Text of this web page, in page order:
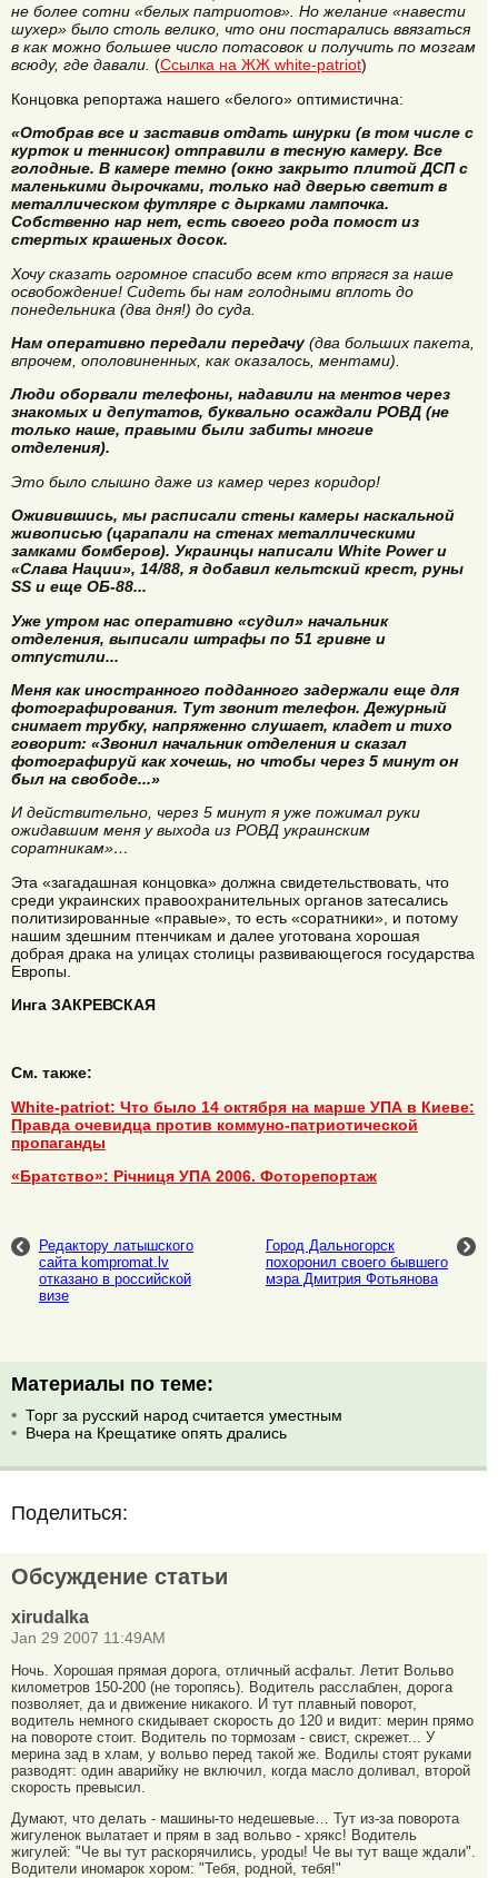
не более сотни «белых патриотов». Но желание «навести
шухер» было столь велико, что они постарались ввязаться
в как можно большее число потасовок и получить по мозгам
всюду, где давали. (Ссылка на ЖЖ white-patriot)
Концовка репортажа нашего «белого» оптимистична:
«Отобрав все и заставив отдать шнурки (в том числе с
курток и теннисок) отправили в тесную камеру. Все
голодные. В камере темно (окно закрыто плитой ДСП с
маленькими дырочками, только над дверью светит в
металлическом футляре с дырками лампочка.
Собственно нар нет, есть своего рода помост из
стертых крашеных досок.
Хочу сказать огромное спасибо всем кто впрягся за наше
освобождение! Сидеть бы нам голодными вплоть до
понедельника (два дня!) до суда.
Нам оперативно передали передачу(два больших пакета,
впрочем, ополовиненных, как оказалось, ментами).
Люди оборвали телефоны, надавили на ментов через
знакомых и депутатов, буквально осаждали РОВД (не
только наше, правыми были забиты многие
отделения).
Это было слышно даже из камер через коридор!
Оживившись, мы расписали стены камеры наскальной
живописью (царапали на стенах металлическими
замками бомберов). Украинцы написали White Power и
«Слава Нации», 14/88, я добавил кельтский крест, руны
SS и еще ОБ-88...
Уже утром нас оперативно «судил» начальник
отделения, выписали штрафы по 51 гривне и
отпустили...
Меня как иностранного подданного задержали еще для
фотографирования. Тут звонит телефон. Дежурный
снимает трубку, напряженно слушает, кладет и тихо
говорит: «Звонил начальник отделения и сказал
фотографируй как хочешь, но чтобы через 5 минут он
был на свободе...»
И действительно, через 5 минут я уже пожимал руки
ожидавшим меня у выхода из РОВД украинским
соратникам»…
Эта «загадашная концовка» должна свидетельствовать, что
среди украинских правоохранительных органов затесались
политизированные «правые», то есть «соратники», и потому
нашим здешним птенчикам и далее уготована хорошая
добрая драка на улицах столицы развивающегося государства
Европы.
Инга ЗАКРЕВСКАЯ
См. также:
White-patriot: Что было 14 октября на марше УПА в Киеве:
Правда очевидца против коммуно-патриотической
пропаганды
«Братство»: Річниця УПА 2006. Фоторепортаж
Редактору латышского
сайта kompromat.lv
отказано в российской
визе
Город Дальногорск
похоронил своего бывшего
мэра Дмитрия Фотьянова
Материалы по теме:
Торг за русский народ считается уместным
Вчера на Крещатике опять дрались
Поделиться:
Обсуждение статьи
xirudalka
Jan 29 2007 11:49AM
Ночь. Хорошая прямая дорога, отличный асфальт. Летит Вольво
километров 150-200 (не торопясь). Водитель расслаблен, дорога
позволяет, да и движение никакого. И тут плавный поворот,
водитель немного скидывает скорость до 120 и видит: мерин прямо
на повороте стоит. Водитель по тормозам - свист, скрежет... У
мерина зад в хлам, у вольво перед такой же. Водилы стоят руками
разводят: один аварийку не включил, когда масло доливал, второй
скорость превысил.
Думают, что делать - машины-то недешевые… Тут из-за поворота
жигуленок вылатает и прям в зад вольво - хрякс! Водитель
жигулей: "Че вы тут раскорячились, уроды! Че вы тут ваще ждали".
Водители иномарок хором: "Тебя, родной, тебя!"